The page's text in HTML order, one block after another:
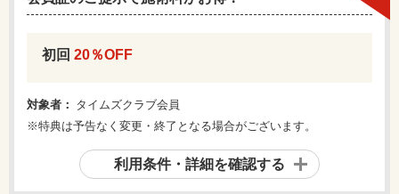
初回 20％OFF
対象者： タイムズクラブ会員
※特典は予告なく変更・終了となる場合がございます。
利用条件・詳細を確認する